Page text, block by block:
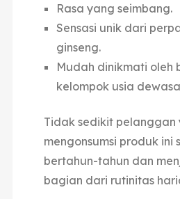
Rasa yang seimbang.
Sensasi unik dari
ginseng.
Mudah dinikmati oleh
kelompok usia
Tidak sedikit pelanggan
mengonsumsi produk ini
bertahun-tahun dan
bagian dari rutinitas